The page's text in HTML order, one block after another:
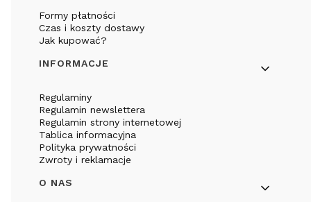
Formy płatności
Czas i koszty dostawy
Jak kupować?
INFORMACJE
Regulaminy
Regulamin newslettera
Regulamin strony internetowej
Tablica informacyjna
Polityka prywatności
Zwroty i reklamacje
O NAS